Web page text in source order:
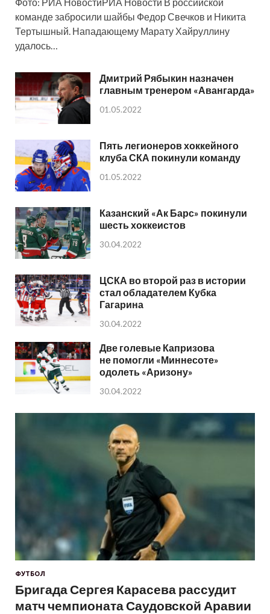
команде забросили шайбы Федор Свечков и Никита
Тертышный. Нападающему Марату Хайруллину
удалось…
Дмитрий Рябыкин назначен
главным тренером «Авангарда»
01.05.2022
Пять легионеров хоккейного
клуба СКА покинули команду
01.05.2022
Казанский «Ак Барс» покинули
шесть хоккеистов
30.04.2022
ЦСКА во второй раз в истории
стал обладателем Кубка
Гагарина
30.04.2022
Две голевые Капризова
не помогли «Миннесоте»
одолеть «Аризону»
30.04.2022
ФУТБОЛ
Бригада Сергея Карасева рассудит
матч чемпионата Саудовской Аравии